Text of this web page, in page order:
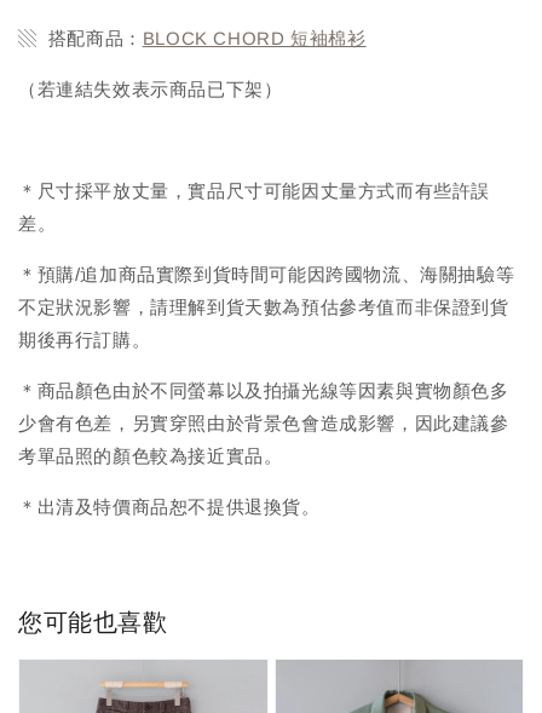
▧ 搭配商品： BLOCK CHORD 短袖棉衫
（若連結失效表示商品已下架）
＊尺寸採平放丈量，實品尺寸可能因丈量方式而有些許誤
差。
＊預購/追加商品實際到貨時間可能因跨國物流、海關抽驗等
不定狀況影響，請理解到貨天數為預估參考值而非保證到貨
期後再行訂購。
＊商品顏色由於不同螢幕以及拍攝光線等因素與實物顏色多
少會有色差，另實穿照由於背景色會造成影響，因此建議參
考單品照的顏色較為接近實品。
＊出清及特價商品恕不提供退換貨。
您可能也喜歡